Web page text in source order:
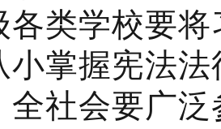
各类学校要
小掌握宪法
全社会要广